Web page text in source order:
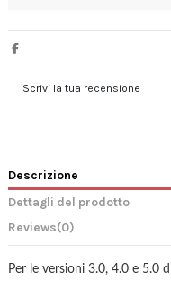
Scrivi la tua recensione
Descrizione
Dettagli del prodotto
Reviews(0)
Per le versioni 3.0, 4.0 e 5.0